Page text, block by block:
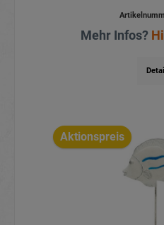
Mehr Infos?
Aktionspreis